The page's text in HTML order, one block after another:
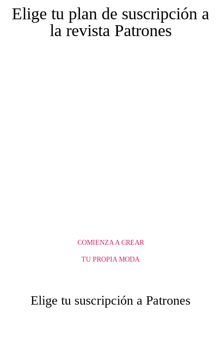
Elige tu plan de suscripción a
la revista Patrones
COMIENZA A CREAR
TU PROPIA MODA
Elige tu suscripción a Patrones